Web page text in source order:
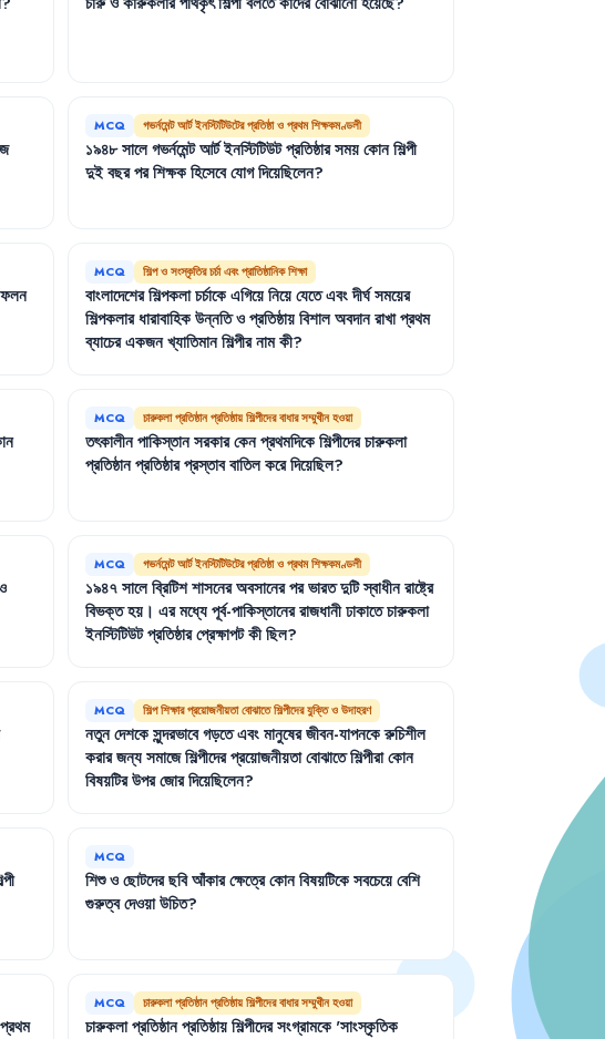
MCQ গভর্নমেন্ট আর্ট ইনস্টিটিউটের প্রতিষ্ঠা ও প্রথম শিক্ষকমণ্ডলী
১৯৪৮ সালে গভর্নমেন্ট আর্টইনস্টিটিউট প্রতিষ্ঠার সময় কোন শিল্পী
দুই বছর পর শিক্ষক হিসেবে যোগ দিয়েছিলেন?
ফলন
MCQ শিল্প ও সংস্কৃতির চর্চা এবং প্রাতিষ্ঠানিক শিক্ষা
বাংলাদেশের শিল্পকলা চর্চাকে এগিয়ে নিয়ে যেতে এবংদীর্ঘ সময়ের
শিল্পকলার ধারাবাহিক উন্নতি ও প্রতিষ্ঠায় বিশাল অবদান রাখা প্রথম
ব্যাচের একজন খ্যাতিমান শিল্পীর নাম কী?
MCQ চারুকলা প্রতিষ্ঠান প্রতিষ্ঠায় শিল্পীদের বাধার সম্মুখীন হওয়া
তৎকালীন পাকিস্তান সরকার কেন প্রথমদিকে শিল্পীদের চারুকলা
প্রতিষ্ঠান প্রতিষ্ঠার প্রস্তাব বাতিল করে দিয়েছিল?
MCQ গভর্নমেন্ট আর্ট ইনস্টিটিউটের প্রতিষ্ঠা ও প্রথম শিক্ষকমণ্ডলী
১৯৪৭ সালে ব্রিটিশ শাসনের অবসানের পর ভারত দুটিস্বাধীন রাষ্ট্রে
বিভক্ত হয়। এর মধ্যে পূর্ব-পাকিস্তানের রাজধানী ঢাকাতে চারুকলা
ইনস্টিটিউট প্রতিষ্ঠার প্রেক্ষাপট কী ছিল?
MCQ শিল্প শিক্ষার প্রয়োজনীয়তা বোঝাতে শিল্পীদের যুক্তি ও উদাহরণ
নতুন দেশকে সুন্দরভাবে গড়তে এবং মানুষের জীবন-যাপনকেরুচিশীল
করার জন্য সমাজে শিল্পীদের প্রয়োজনীয়তা বোঝাতে শিল্পীরা কোন
বিষয়টির উপর জোর দিয়েছিলেন?
MCQ
শিশু ও ছোটদের ছবি আঁকার ক্ষেত্রে কোন বিষয়টিকে সবচেয়ে বেশি
গুরুত্ব দেওয়া উচিত?
প্রথম
MCQ চারুকলা প্রতিষ্ঠান প্রতিষ্ঠায় শিল্পীদের বাধার সম্মুখীন হওয়া
চারুকলা প্রতিষ্ঠান প্রতিষ্ঠায় শিল্পীদের সংগ্রামকে 'সাংস্কৃতিক